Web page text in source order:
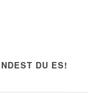
DU ES!